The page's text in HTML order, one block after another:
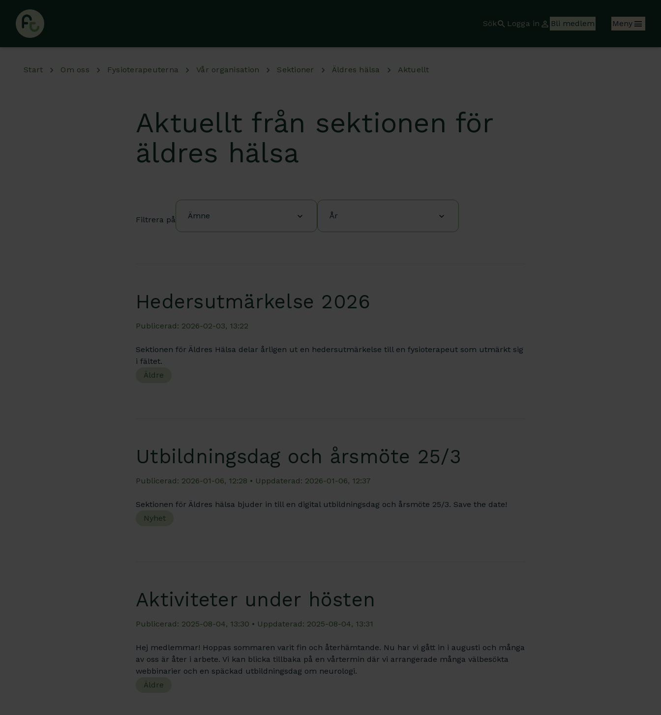
Sök
Logga in Bli medlem Meny
Start Om oss Fysioterapeuterna Vår organisation Sektioner Äldres hälsa Aktuellt
Aktuellt från sektionen för
äldres hälsa
Filtrera på Ämne År
Hedersutmärkelse 2026
Publicerad: 2026-02-03, 13:22
Sektionen för Äldres Hälsa delar årligen ut en hedersutmärkelse till en fysioterapeut som utmärkt sig
i fältet.
Äldre
Utbildningsdag och årsmöte 25/3
Publicerad: 2026-01-06, 12:28 • Uppdaterad: 2026-01-06, 12:37
Sektionen för Äldres hälsa bjuder in till en digital utbildningsdag och årsmöte 25/3. Save the date!
Nyhet
Aktiviteter under hösten
Publicerad: 2025-08-04, 13:30 • Uppdaterad: 2025-08-04, 13:31
Hej medlemmar! Hoppas sommaren varit fin och återhämtande. Nu har vi gått in i augusti och många
av oss är åter i arbete. Vi kan blicka tillbaka på en vårtermin där vi arrangerade många välbesökta
webbinarier och en späckad utbildningsdag om neurologi.
Äldre